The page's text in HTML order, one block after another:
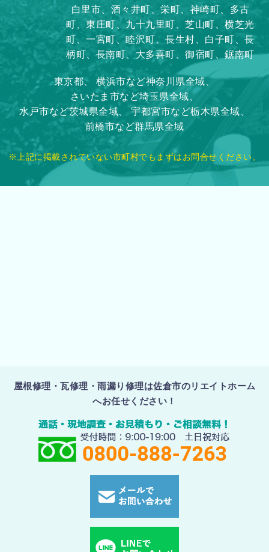
白里市、酒々井町、栄町、神崎町、多古
町、東庄町、九十九里町、芝山町、横芝光
町、一宮町、睦沢町、長生村、白子町、長
柄町、長南町、大多喜町、御宿町、鋸南町
東京都、
横浜市など神奈川県全域、
さいたま市など埼玉県全域、
水戸市など茨城県全域、
宇都宮市など栃木県全域、
前橋市など群馬県全域
※上記に掲載されていない市町村でもまずはお問合せください。
屋根修理・瓦修理・雨漏り修理は佐倉市のリエイトホーム
へお任せください！